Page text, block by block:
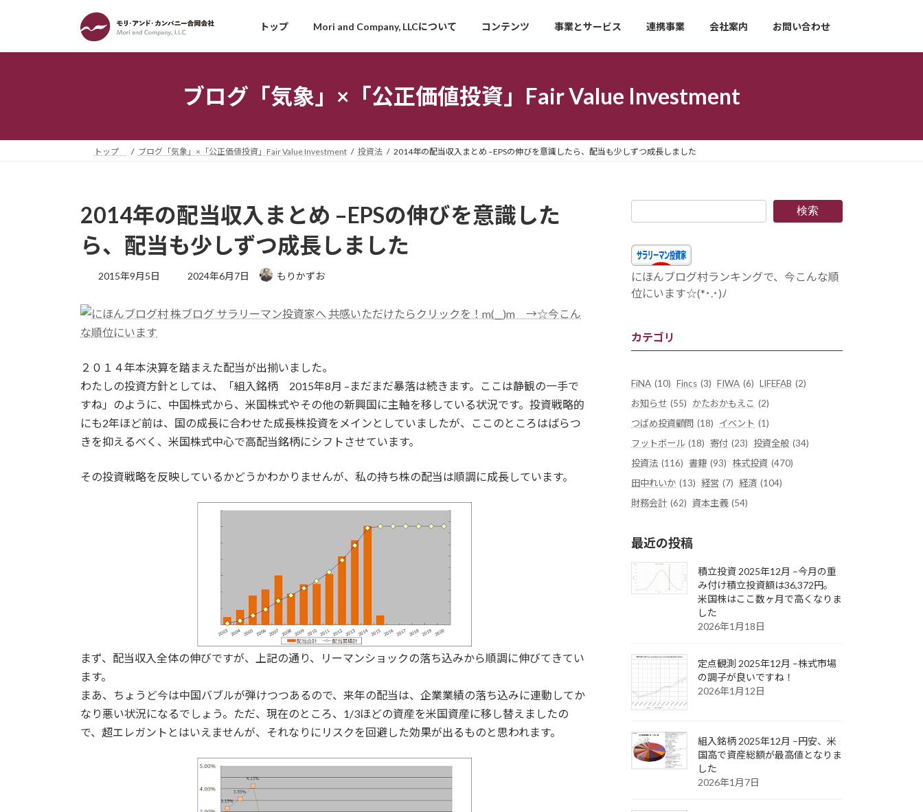
ッ
移
トップ Mori and Company, LLCについて コンテンツ 事業とサービス 連携事業 会社案内 お問い合わせ
ブログ「気象」×「公正価値投資」Fair Value Investment
トップ ブログ「気象」×「公正価値投資」Fair Value Investment 投資法 2014年の配当収入まとめ –EPSの伸びを意識したら、配当も少しずつ成長しました
2014年の配当収入まとめ –EPSの伸びを意識した
ら、配当も少しずつ成長しました
2015年9月5日
最
新
2024年6月7日 もりかずお
共感いただけたらクリックを！m(__)m →☆今こん
な順位にいます
２０１４年本決算を踏まえた配当が出揃いました。
わたしの投資方針としては、「組入銘柄 2015年8月 –まだまだ暴落は続きます。ここは静観の一手で
すね」のように、中国株式から、米国株式やその他の新興国に主軸を移している状況です。投資戦略的
にも2年ほど前は、国の成長に合わせた成長株投資をメインとしていましたが、ここのところはばらつ
きを抑えるべく、米国株式中心で高配当銘柄にシフトさせています。
その投資戦略を反映しているかどうかわかりませんが、私の持ち株の配当は順調に成長しています。
まず、配当収入全体の伸びですが、上記の通り、リーマンショックの落ち込みから順調に伸びてきてい
ます。
まあ、ちょうど今は中国バブルが弾けつつあるので、来年の配当は、企業業績の落ち込みに連動してか
なり悪い状況になるでしょう。ただ、現在のところ、1/3ほどの資産を米国資産に移し替えましたの
で、超エレガントとはいえませんが、それなりにリスクを回避した効果が出るものと思われます。
検索
にほんブログ村ランキングで、今こんな順
位にいます☆(*･.･)ﾉ
カテゴリ
FiNA (10) Fincs (3) FIWA (6) LIFEFAB (2)
お知らせ (55) かたおかもえこ (2)
つばめ投資顧問 (18) イベント (1)
フットボール (18) 寄付 (23) 投資全般 (34)
投資法 (116) 書籍 (93) 株式投資 (470)
田中れいか (13) 経営 (7) 経済 (104)
財務会計 (62) 資本主義 (54)
最近の投稿
積立投資 2025年12月 –今月の重
み付け積立投資額は36,372円。
米国株はここ数ヶ月で高くなりま
した
2026年1月18日
定点観測 2025年12月 –株式市場
の調子が良いですね！
2026年1月12日
組入銘柄 2025年12月 –円安、米
国高で資産総額が最高値となりま
した
2026年1月7日